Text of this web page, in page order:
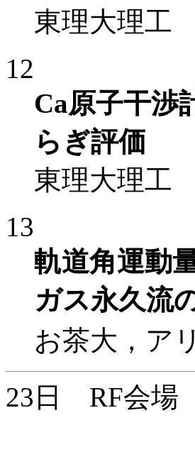
東理大理工
12
Ca原子干渉
らぎ評価
東理大理工
13
軌道角運動
ガス永久流
お茶大，ア
23日 RF会場